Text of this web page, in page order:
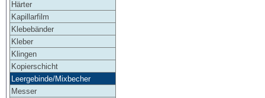
Härter
Kapillarfilm
Klebebänder
Kleber
Klingen
Kopierschicht
Leergebinde/Mixbecher
Messer